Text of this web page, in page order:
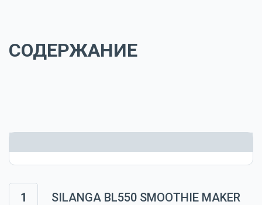
СОДЕРЖАНИЕ
1
SILANGA BL550 SMOOTHIE MAKER